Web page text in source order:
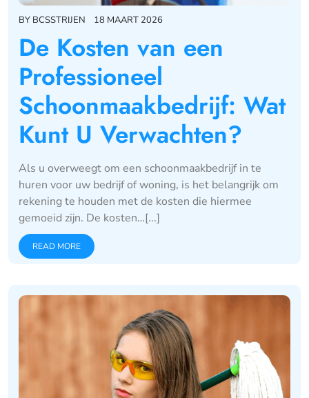
BY BCSSTRIJEN 18 MAART 2026
De Kosten van een
Professioneel
Schoonmaakbedrijf: Wat
Kunt U Verwachten?
Als u overweegt om een schoonmaakbedrijf in te
huren voor uw bedrijf of woning, is het belangrijk om
rekening te houden met de kosten die hiermee
gemoeid zijn. De kosten…[...]
READ MORE